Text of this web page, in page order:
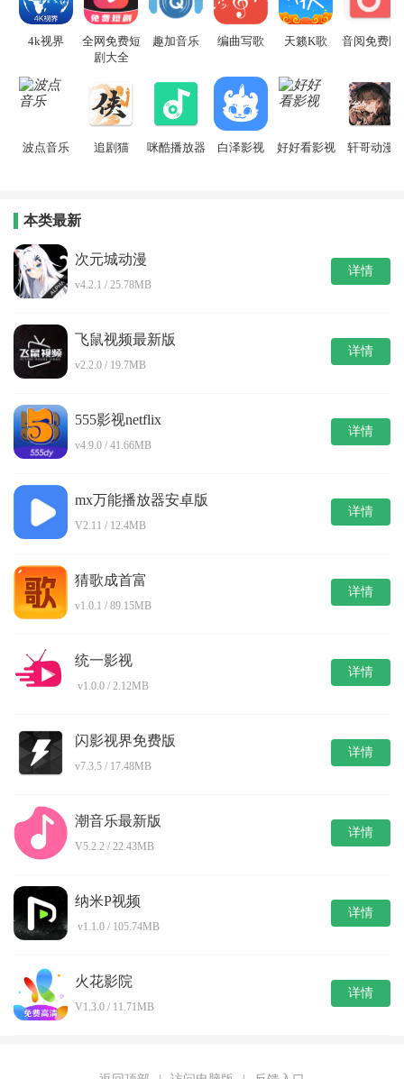
4k视界
全网免费短
剧大全
趣加音乐 编曲写歌 天籁K歌 音阅免费版
波点音乐 追剧猫 咪酷播放器 白泽影视 好好看影视 轩哥动漫
本类最新
次元城动漫
v4.2.1 / 25.78MB
详情
飞鼠视频最新版
v2.2.0 / 19.7MB
详情
555影视netflix
v4.9.0 / 41.66MB
详情
mx万能播放器安卓版
V2.11 / 12.4MB
详情
猜歌成首富
v1.0.1 / 89.15MB
详情
统一影视
v1.0.0 / 2.12MB
详情
闪影视界免费版
v7.3.5 / 17.48MB
详情
潮音乐最新版
V5.2.2 / 22.43MB
详情
纳米P视频
v1.1.0 / 105.74MB
详情
火花影院
V1.3.0 / 11.71MB
详情